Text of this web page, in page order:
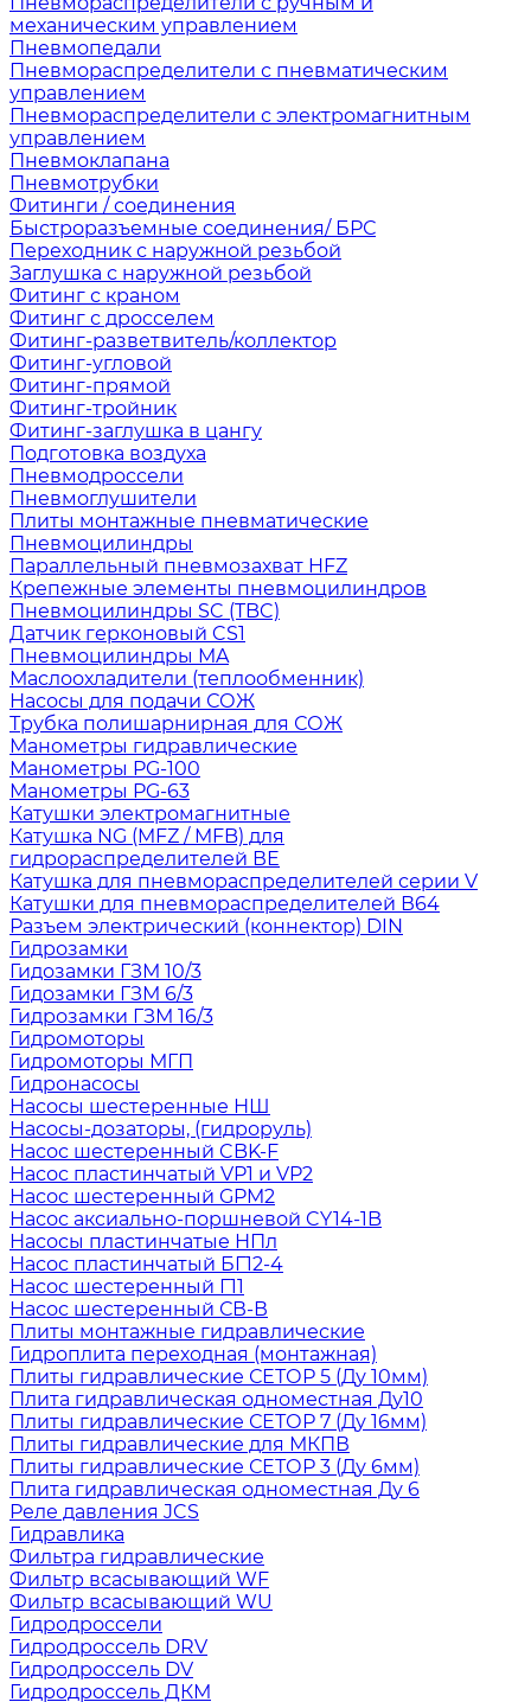
механическим управлением
Пневмопедали
Пневмораспределители с пневматическим
управлением
Пневмораспределители с электромагнитным
управлением
Пневмоклапана
Пневмотрубки
Фитинги / соединения
Быстроразъемные соединения/ БРС
Переходник с наружной резьбой
Заглушка с наружной резьбой
Фитинг с краном
Фитинг с дросселем
Фитинг-разветвитель/коллектор
Фитинг-угловой
Фитинг-прямой
Фитинг-тройник
Фитинг-заглушка в цангу
Подготовка воздуха
Пневмодроссели
Пневмоглушители
Плиты монтажные пневматические
Пневмоцилиндры
Параллельный пневмозахват HFZ
Крепежные элементы пневмоцилиндров
Пневмоцилиндры SC (TBC)
Датчик герконовый CS1
Пневмоцилиндры MA
Маслоохладители (теплообменник)
Насосы для подачи СОЖ
Трубка полишарнирная для СОЖ
Манометры гидравлические
Манометры PG-100
Манометры PG-63
Катушки электромагнитные
Катушка NG (MFZ / MFB) для
гидрораспределителей ВЕ
Катушка для пневмораспределителей серии V
Катушки для пневмораспределителей В64
Разъем электрический (коннектор) DIN
Гидрозамки
Гидозамки ГЗМ 10/3
Гидозамки ГЗМ 6/3
Гидрозамки ГЗМ 16/3
Гидромоторы
Гидромоторы МГП
Гидронасосы
Насосы шестеренные НШ
Насосы-дозаторы, (гидроруль)
Насос шестеренный CBK-F
Насос пластинчатый VP1 и VP2
Насос шестеренный GPM2
Насос аксиально-поршневой CY14-1B
Насосы пластинчатые НПл
Насос пластинчатый БГ12-4
Насос шестеренный Г11
Насос шестеренный СВ-В
Плиты монтажные гидравлические
Гидроплита переходная (монтажная)
Плиты гидравлические СЕТОР 5 (Ду 10мм)
Плита гидравлическая одноместная Ду10
Плиты гидравлические СЕТОР 7 (Ду 16мм)
Плиты гидравлические для МКПВ
Плиты гидравлические СЕТОР 3 (Ду 6мм)
Плита гидравлическая одноместная Ду 6
Реле давления JCS
Гидравлика
Фильтра гидравлические
Фильтр всасывающий WF
Фильтр всасывающий WU
Гидродроссели
Гидродроссель DRV
Гидродроссель DV
Гидродроссель ДКМ